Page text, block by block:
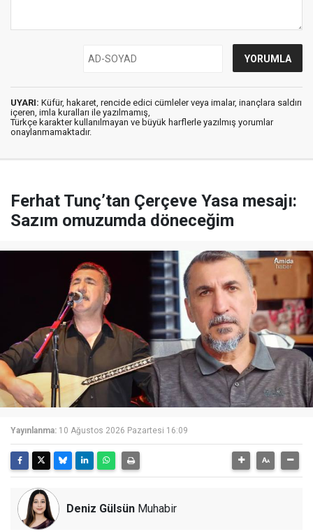
UYARI: Küfür, hakaret, rencide edici cümleler veya imalar, inançlara saldırı
içeren, imla kuralları ile yazılmamış,
Türkçe karakter kullanılmayan ve büyük harflerle yazılmış yorumlar
onaylanmamaktadır.
Ferhat Tunç’tan Çerçeve Yasa mesajı:
Sazım omuzumda döneceğim
Yayınlanma: 10 Ağustos 2026 Pazartesi 16:09
Deniz Gülsün Muhabir